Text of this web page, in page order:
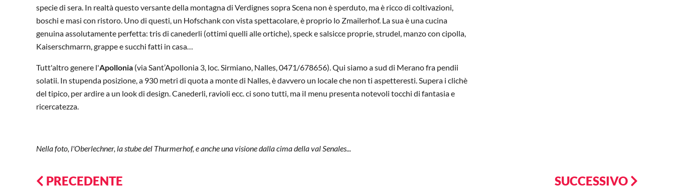
specie di sera. In realtà questo versante della montagna di Verdignes sopra Scena non è sperduto, ma è ricco di coltivazioni,
boschi e masi con ristoro. Uno di questi, un Hofschank con vista spettacolare, è proprio lo Zmailerhof. La sua è una cucina
genuina assolutamente perfetta: tris di canederli (ottimi quelli alle ortiche), speck e salsicce proprie, strudel, manzo con cipolla,
Kaiserschmarrn, grappe e succhi fatti in casa…
Tutt'altro genere l'Apollonia (via Sant’Apollonia 3, loc. Sirmiano, Nalles, 0471/678656). Qui siamo a sud di Merano fra pendii
solatii. In stupenda posizione, a 930 metri di quota a monte di Nalles, è davvero un locale che non ti aspetteresti. Supera i clichè
del tipico, per ardire a un look di design. Canederli, ravioli ecc. ci sono tutti, ma iI menu presenta notevoli tocchi di fantasia e
ricercatezza.
Nella foto, l'Oberlechner, la stube del Thurmerhof, e anche una visione dalla cima della val Senales...
PRECEDENTE SUCCESSIVO